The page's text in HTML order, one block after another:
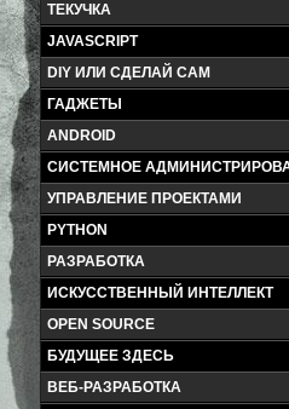
ТЕКУЧКА
JAVASCRIPT
DIY ИЛИ СДЕЛАЙ САМ
ГАДЖЕТЫ
ANDROID
СИСТЕМНОЕ
УПРАВЛЕНИЕ ПРОЕКТАМИ
PYTHON
РАЗРАБОТКА
ИСКУССТВЕННЫЙ ИНТЕЛЛЕКТ
OPEN SOURCE
БУДУЩЕЕ ЗДЕСЬ
ВЕБ-РАЗРАБОТКА